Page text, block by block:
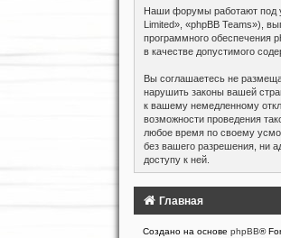
Наши форумы работают под
Limited», «phpBB Teams»),
программного обеспечения
в качестве допустимого
Вы соглашаетесь не
нарушить законы вашей
к вашему немедленному
возможности проведения
любое время по своему
без вашего разрешения, ни
доступу к ней.
Главная
Создано на основе phpBB®